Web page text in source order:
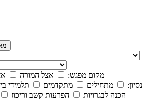
מקום מפגש:
אצל המורה
נסיון:
מתחילים מתקדמים תלמידי
הכנה לבגרויות
הפרעות קשב וריכוז